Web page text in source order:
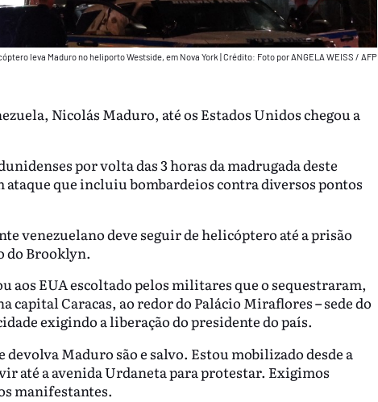
leva Maduro no heliporto Westside, em Nova York Crédito: Foto por ANGELA WEISS / AFP
Nicolás Maduro, até os Estados Unidos chegou a
por volta das 3 horas da madrugada deste
ataque que incluiu bombardeios contra diversos pontos
venezuelano deve seguir de helicóptero até a prisão
do Brooklyn.
aos EUA escoltado pelos militares que o sequestraram,
capital Caracas, ao redor do Palácio Miraflores–sede do
exigindo a liberação do presidente do país.
devolva Maduro são e salvo. Estou mobilizado desde a
até a avenida Urdaneta para protestar. Exigimos
manifestantes.